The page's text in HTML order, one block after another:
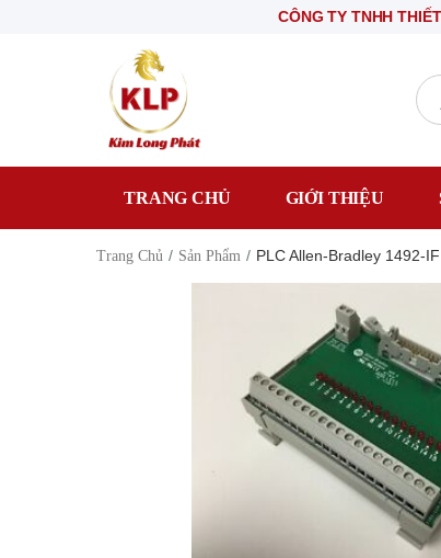
CÔNG TY TNHH THIẾT BỊ
TRANG CHỦ GIỚI THIỆU
Trang Chủ Sản Phẩm PLC Allen-Bradley 1492-